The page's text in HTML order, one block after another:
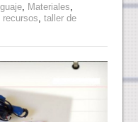
, Materiales,
recursos, taller de